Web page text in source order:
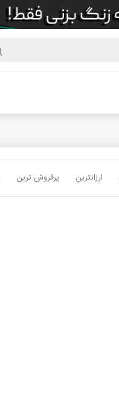
ارزانترین پرفروش ترین